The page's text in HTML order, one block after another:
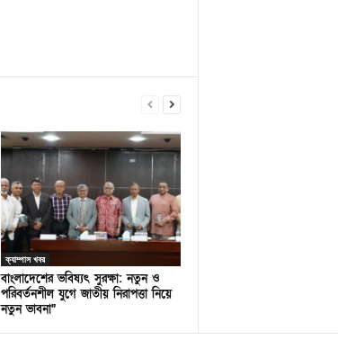
ক্যাম্পাস খবর
বাংলাদেশের ভবিষ্যৎ সুরক্ষা: নতুন ও
পরিবর্তনশীল যুগে জাতীয় নিরাপত্তা নিয়ে
নতুন ভাবনা”